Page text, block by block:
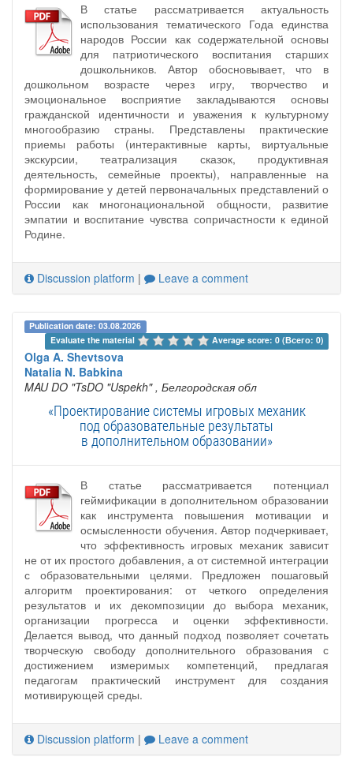
В статье рассматривается актуальность
использования тематического Года единства
народов России как содержательной основы
для патриотического воспитания старших
дошкольников. Автор обосновывает, что в
дошкольном возрасте через игру, творчество и
эмоциональное восприятие закладываются основы
гражданской идентичности и уважения к культурному
многообразию страны. Представлены практические
приемы работы (интерактивные карты, виртуальные
экскурсии, театрализация сказок, продуктивная
деятельность, семейные проекты), направленные на
формирование у детей первоначальных представлений о
России как многонациональной общности, развитие
эмпатии и воспитание чувства сопричастности к единой
Родине.
Discussion platform | Leave a comment
Publication date: 03.08.2026
Evaluate the material
Average score: 0 (Всего: 0)
Olga A. Shevtsova
Natalia N. Babkina
MAU DO "TsDO "Uspekh" , Белгородская обл
«Проектирование системы игровых механик
под образовательные результаты
в дополнительном образовании»
В статье рассматривается потенциал
геймификации в дополнительном образовании
как инструмента повышения мотивации и
осмысленности обучения. Автор подчеркивает,
что эффективность игровых механик зависит
не от их простого добавления, а от системной интеграции
с образовательными целями. Предложен пошаговый
алгоритм проектирования: от четкого определения
результатов и их декомпозиции до выбора механик,
организации прогресса и оценки эффективности.
Делается вывод, что данный подход позволяет сочетать
творческую свободу дополнительного образования с
достижением измеримых компетенций, предлагая
педагогам практический инструмент для создания
мотивирующей среды.
Discussion platform | Leave a comment